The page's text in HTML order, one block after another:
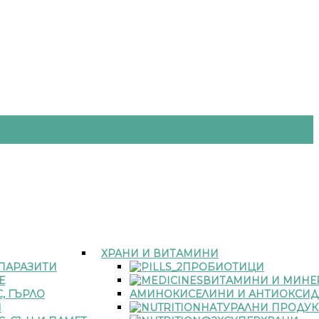
ГЪРЛО
ХРАНИ И ВИТАМИНИ
ПРОБИОТИЦИ
ВИТАМИНИ И
АМИНОКИСЕЛИНИ И
НАТУРАЛНИ